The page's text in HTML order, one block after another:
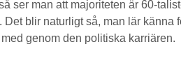
ser man att majoriteten är 60-
blir naturligt så, man lär känna
genom den politiska karriären.